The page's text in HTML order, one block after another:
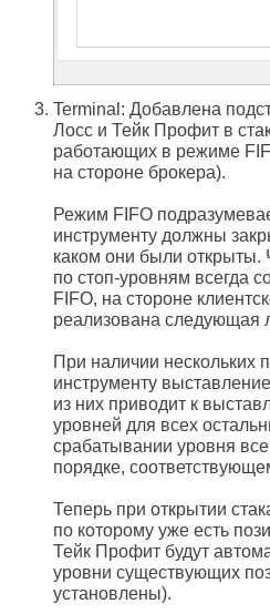
Terminal: Добавлена
Лосс и Тейк Профит в
работающих в режиме
на стороне брокера).
Режим FIFO
инструменту должны
каком они были открыты.
по стоп-уровням всегда
FIFO, на стороне
реализована следующая
При наличии нескольких
инструменту
из них приводит к
уровней для всех
срабатывании уровня
порядке,
Теперь при открытии
по которому уже есть
Тейк Профит будут
уровни существующих
установлены).